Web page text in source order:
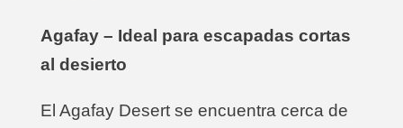
Agafay – Ideal para escapadas cortas
al desierto
El Agafay Desert se encuentra cerca de